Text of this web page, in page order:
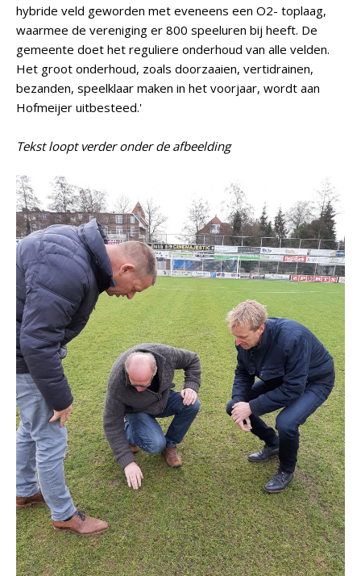
hybride veld geworden met eveneens een O2- toplaag,
waarmee de vereniging er 800 speeluren bij heeft. De
gemeente doet het reguliere onderhoud van alle velden.
Het groot onderhoud, zoals doorzaaien, vertidrainen,
bezanden, speelklaar maken in het voorjaar, wordt aan
Hofmeijer uitbesteed.'
Tekst loopt verder onder de afbeelding